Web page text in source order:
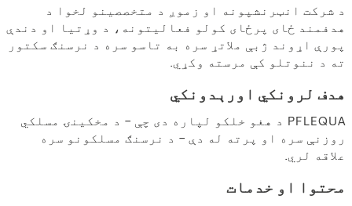
د شرکت انټرنشپونه او زموږ د متخصصینو لخوا د
هدفمند ځای پرځای کولو فعالیتونه، د وړتیا او دندې
پورې اړوند ژبې ملاتړ سره به تاسو سره د نرسنګ سکتور
ته د ننوتلو کې مرسته وکړي.
هدف لرونکي اورېدونکي
PFLEQUA د هغو خلکو لپاره دی چې - د مخکینۍ مسلکي
روزنې سره او پرته له دې - د نرسنګ مسلکونو سره
علاقه لري.
محتوا او خدمات